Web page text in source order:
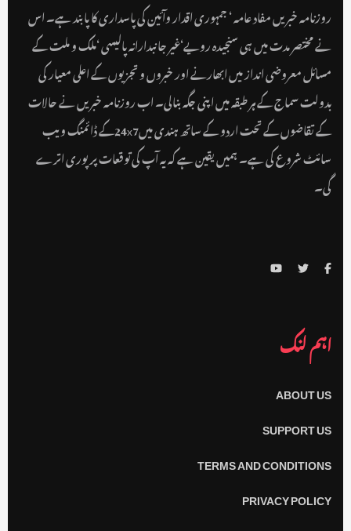
روزنامہ خبریں مفاد عامہ ‘ جمہوری اقدار وآئین کی پاسداری کا پابند ہے۔ اس
نے مختصر مدت میں ہی سنجیدہ رویے‘غیر جانبدارانہ پالیسی ‘ملک و ملت کے
مسائل معروضی انداز میں ابھارنے اور خبروں و تجزیوں کے اعلی معیار کی
بدولت سماج کے ہر طبقہ میں اپنی جگہ بنالی۔ اب روزنامہ خبریں نے حالات
کے تقاضوں کے تحت اردو کے ساتھ ہندی میں24x7کے ڈائمنگ ویب
سائٹ شروع کی ہے۔ ہمیں یقین ہے کہ یہ آپ کی توقعات پر پوری اترے
گی۔
اہم لنک
ABOUT US
SUPPORT US
TERMS AND CONDITIONS
PRIVACY POLICY